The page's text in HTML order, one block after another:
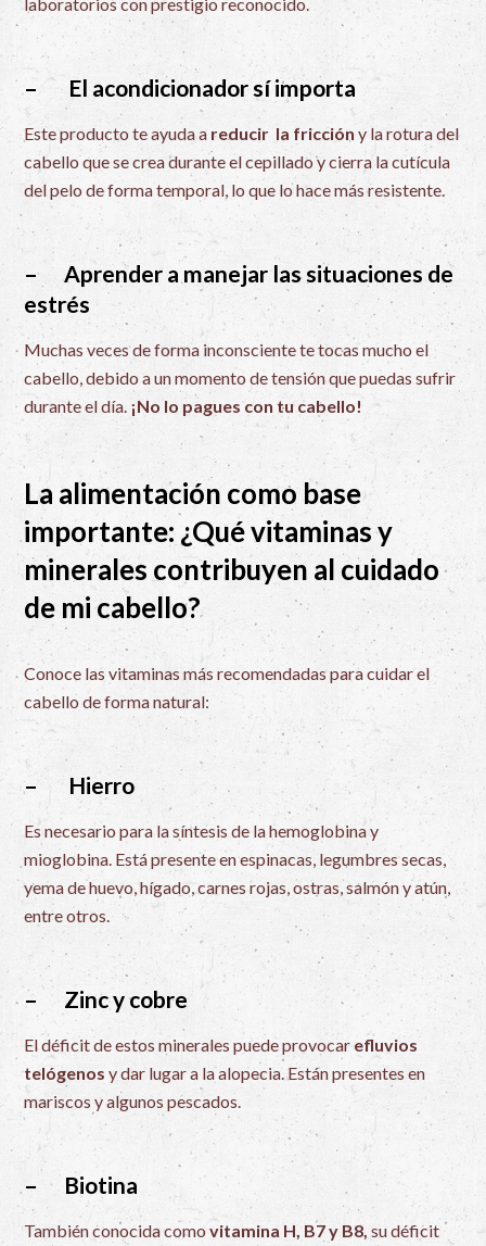
– El acondicionador sí importa
Este producto te ayuda a reducir la fricción y la rotura del
cabello que se crea durante el cepillado y cierra la cutícula
del pelo de forma temporal, lo que lo hace más resistente.
– Aprender a manejar las situaciones de
estrés
Muchas veces de forma inconsciente te tocas mucho el
cabello, debido a un momento de tensión que puedas sufrir
durante el día. ¡No lo pagues con tu cabello!
La alimentación como base
importante: ¿Qué vitaminas y
minerales contribuyen al cuidado
de mi cabello?
Conoce las vitaminas más recomendadas para cuidar el
cabello de forma natural:
– Hierro
Es necesario para la síntesis de la hemoglobina y
mioglobina. Está presente en espinacas, legumbres secas,
yema de huevo, hígado, carnes rojas, ostras, salmón y atún,
entre otros.
– Zinc y cobre
El déficit de estos minerales puede provocar efluvios
telógenos y dar lugar a la alopecia. Están presentes en
mariscos y algunos pescados.
– Biotina
También conocida comovitamina H, B7y B8, su déficit